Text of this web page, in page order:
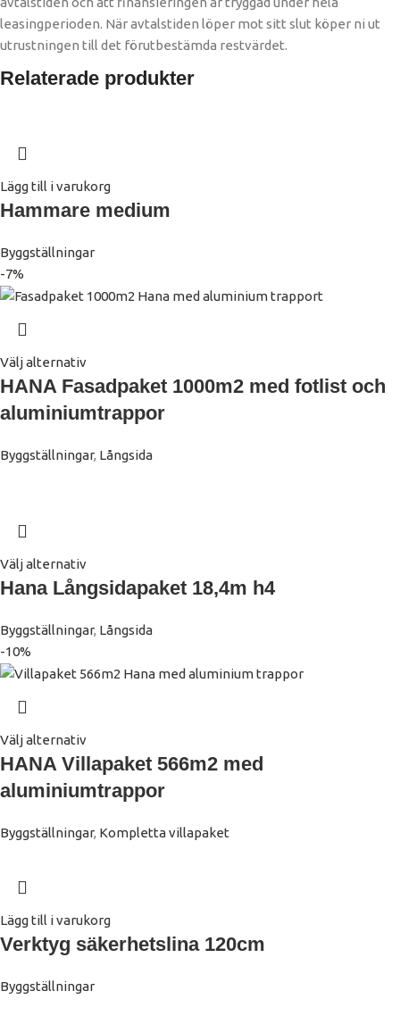
leasingperioden. När avtalstiden löper mot sitt slut köper ni ut
utrustningen till det förutbestämda restvärdet. ​
Relaterade produkter
Lägg till i varukorg
Hammare medium
Byggställningar
-7%
Välj alternativ
HANA Fasadpaket 1000m2 med fotlist och
aluminiumtrappor
Byggställningar, Långsida
Välj alternativ
Hana Långsidapaket 18,4m h4
Byggställningar, Långsida
-10%
Välj alternativ
HANA Villapaket 566m2 med
aluminiumtrappor
Byggställningar, Kompletta villapaket
Lägg till i varukorg
Verktyg säkerhetslina 120cm
Byggställningar